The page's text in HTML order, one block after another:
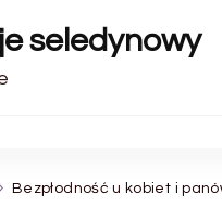
seledynowy
Bezpłodność u kobiet i